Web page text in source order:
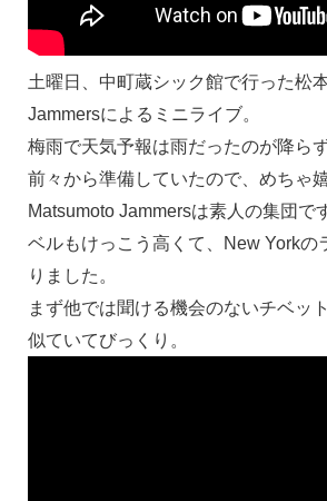
土曜日、中町蔵シック館で行った松
Jammersによるミニライブ。
梅雨で天気予報は雨だったのが降ら
前々から準備していたので、めちゃ
Matsumoto Jammersは素人の集団
ベルもけっこう高くて、New York
りました。
まず他では聞ける機会のないチベッ
似ていてびっくり。